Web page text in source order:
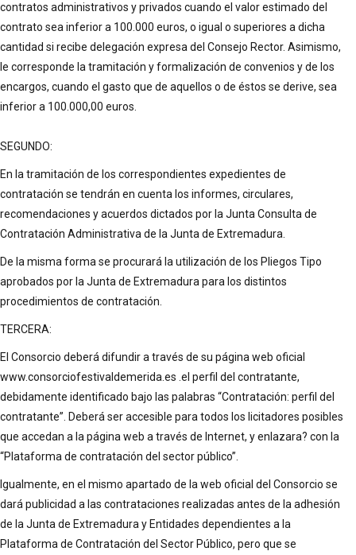
contratos administrativos y privados cuando el valor estimado del
contrato sea inferior a 100.000 euros, o igual o superiores a dicha
cantidad si recibe delegación expresa del Consejo Rector. Asimismo,
le corresponde la tramitación y formalización de convenios y de los
encargos, cuando el gasto que de aquellos o de éstos se derive, sea
inferior a 100.000,00 euros.
SEGUNDO:
En la tramitación de los correspondientes expedientes de
contratación se tendrán en cuenta los informes, circulares,
recomendaciones y acuerdos dictados por la Junta Consulta de
Contratación Administrativa de la Junta de Extremadura.
De la misma forma se procurará la utilización de los Pliegos Tipo
aprobados por la Junta de Extremadura para los distintos
procedimientos de contratación.
TERCERA:
El Consorcio deberá difundir a través de su página web oficial
www.consorciofestivaldemerida.es .el perfil del contratante,
debidamente identificado bajo las palabras “Contratación: perfil del
contratante”. Deberá ser accesible para todos los licitadores posibles
que accedan a la página web a través de Internet, y enlazara? con la
“Plataforma de contratación del sector público”.
Igualmente, en el mismo apartado de la web oficial del Consorcio se
dará publicidad a las contrataciones realizadas antes de la adhesión
de la Junta de Extremadura y Entidades dependientes a la
Plataforma de Contratación del Sector Público, pero que se